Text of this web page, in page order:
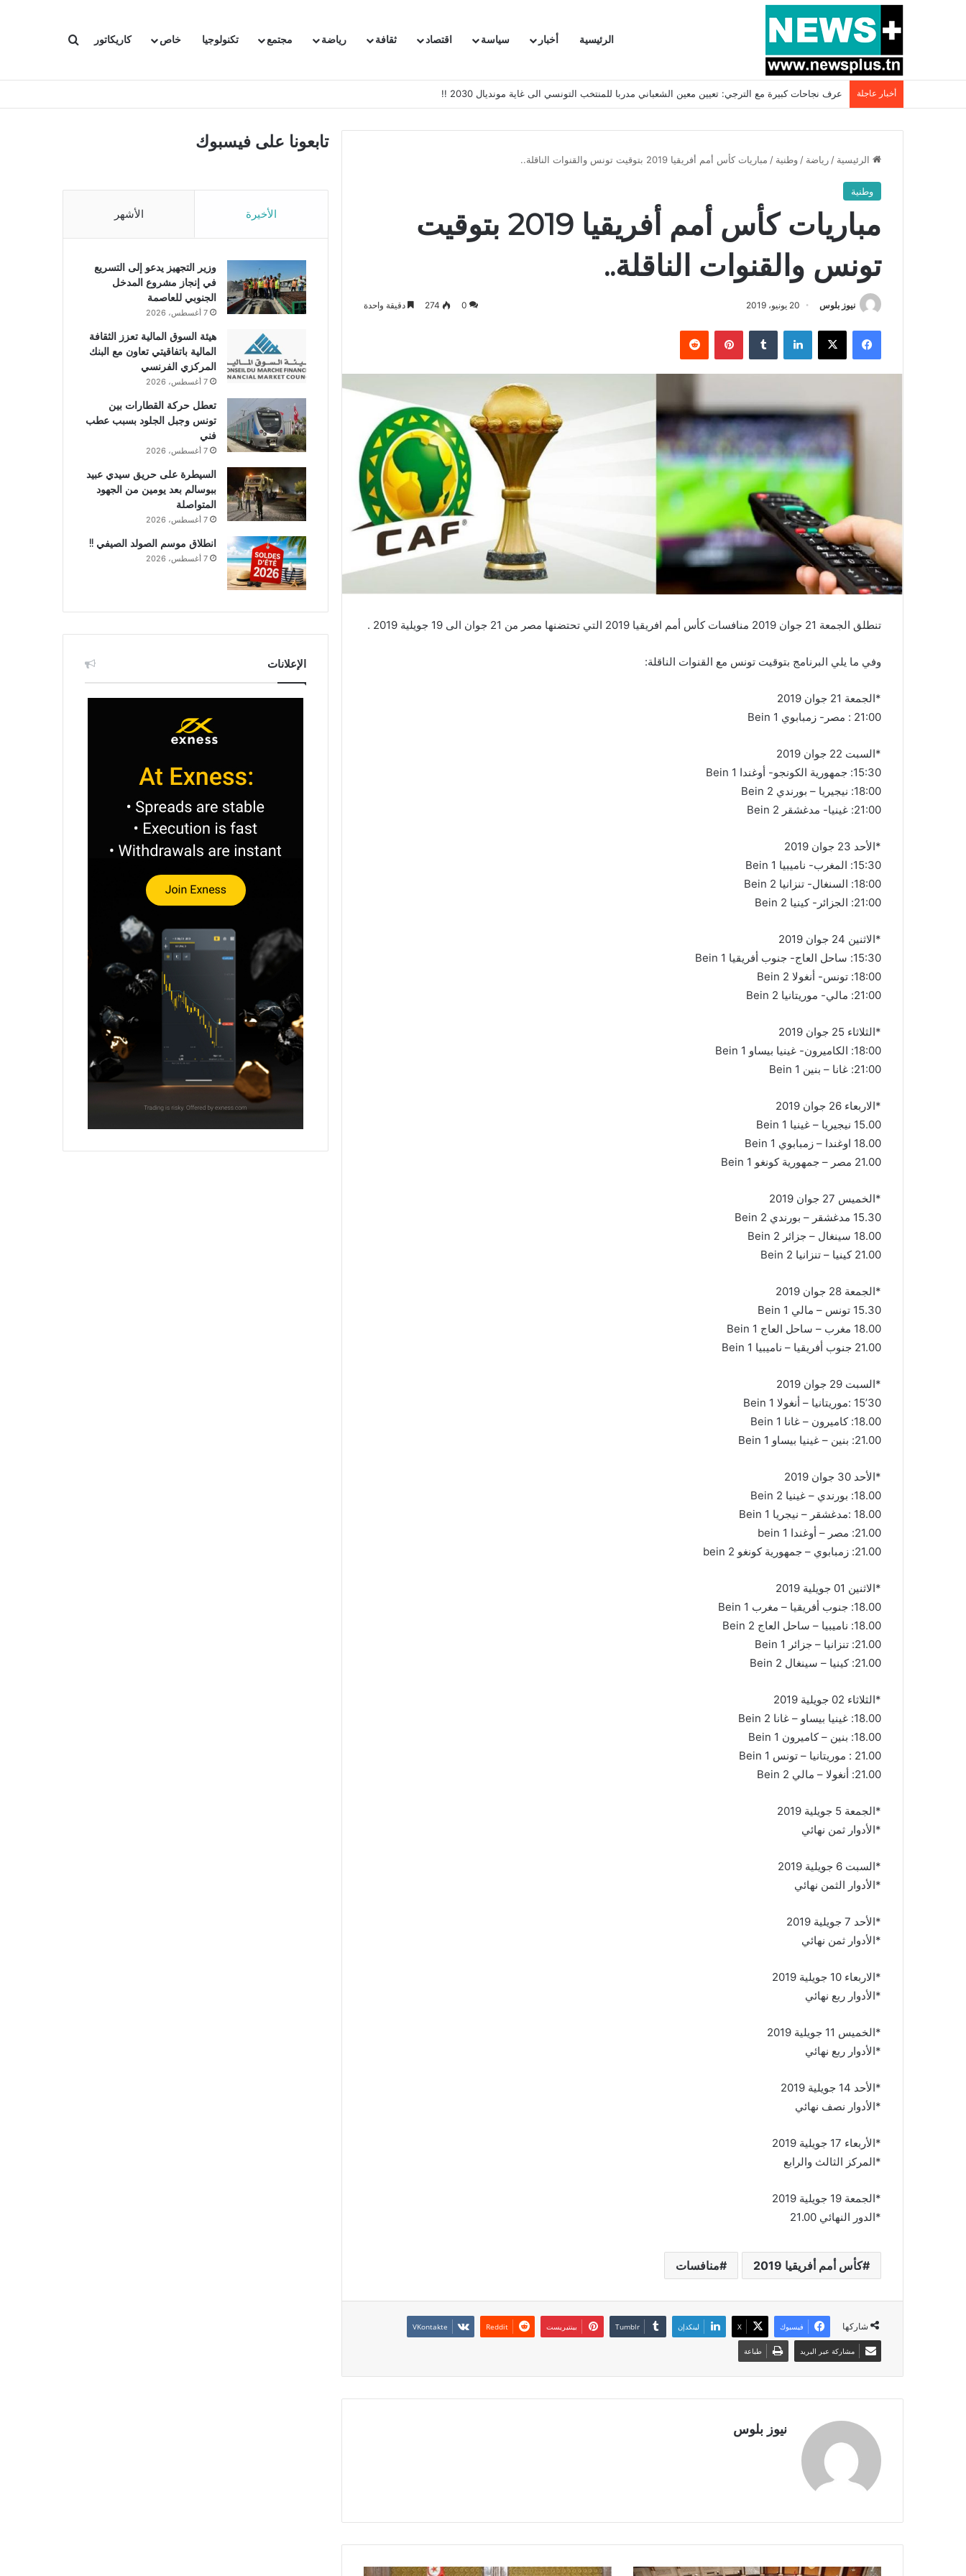
الرئيسية أخبار سياسة اقتصاد ثقافة رياضة مجتمع تكنولوجيا خاص كاريكاتور بحث عن
أخبار عاجلة بسبب المرزوقي وبتكليف من سعيّد: الخارجية تستدعي السفيرة الفرنسية بتونس وتبلغها احتجاجا شديد اللهجة !!
الرئيسية / رياضة / وطنية / مباريات كأس أمم أفريقيا 2019 بتوقيت تونس والقنوات الناقلة..
وطنية
مباريات كأس أمم أفريقيا 2019 بتوقيت
تونس والقنوات الناقلة..
نيوز بلوس 20 يونيو، 2019 0
274 دقيقة واحدة
فيسبوك X لينكدإن بينتيريست
تنطلق الجمعة 21 جوان 2019 منافسات كأس أمم افريقيا 2019 التي تحتضنها مصر من 21 جوان الى 19 جويلية 2019 .
وفي ما يلي البرنامج بتوقيت تونس مع القنوات الناقلة:
*الجمعة 21 جوان 2019
21:00 : مصر- زمبابوي Bein 1
*السبت 22 جوان 2019
15:30: جمهورية الكونجو- أوغندا Bein 1
18:00: نيجيريا – بورندي Bein 2
21:00: غينيا- مدغشقر Bein 2
*الأحد 23 جوان 2019
15:30: المغرب- ناميبيا Bein 1
18:00: السنغال- تنزانيا Bein 2
21:00: الجزائر- كينيا Bein 2
*الاثنين 24 جوان 2019
15:30: ساحل العاج- جنوب أفريقيا Bein 1
18:00: تونس- أنغولا Bein 2
21:00: مالي- موريتانيا Bein 2
*الثلاثاء 25 جوان 2019
18:00: الكاميرون- غينيا بيساو Bein 1
21:00: غانا – بنين Bein 1
*الاربعاء 26 جوان 2019
15.00 نيجيريا – غينيا Bein 1
18.00 اوغندا – زمبابوي Bein 1
21.00 مصر – جمهورية كونغو Bein 1
*الخميس 27 جوان 2019
15.30 مدغشقر – بورندي Bein 2
18.00 سينغال – جزائر Bein 2
21.00 كينيا – تنزانيا Bein 2
*الجمعة 28 جوان 2019
15.30 تونس – مالي Bein 1
18.00 مغرب – ساحل العاج Bein 1
21.00 جنوب أفريقيا – ناميبيا Bein 1
*السبت 29 جوان 2019
30’15 :موريتانيا – أنغولا Bein 1
18.00: كاميرون – غانا Bein 1
21.00: بنين – غينيا بيساو Bein 1
*الأحد 30 جوان 2019
18.00: بورندي – غينيا Bein 2
18.00 :مدغشقر – نيجريا Bein 1
21.00: مصر – أوغندا bein 1
21.00: زمبابوي – جمهورية كونغو bein 2
*الاثنين 01 جويلية 2019
18.00: جنوب أفريقيا – مغرب Bein 1
18.00: ناميبيا – ساحل العاج Bein 2
21.00: تنزانيا – جزائر Bein 1
21.00: كينيا – سينغال Bein 2
*الثلاثاء 02 جويلية 2019
18.00: غينيا بيساو – غانا Bein 2
18.00: بنين – كاميرون Bein 1
21.00 : موريتانيا – تونس Bein 1
21.00: أنغولا – مالي Bein 2
*الجمعة 5 جويلية 2019
*الأدوار ثمن نهائي
*السبت 6 جويلية 2019
*الأدوار الثمن نهائي
*الأحد 7 جويلية 2019
*الأدوار ثمن نهائي
*الاربعاء 10 جويلية 2019
*الأدوار ربع نهائي
*الخميس 11 جويلية 2019
*الأدوار ربع نهائي
*الأحد 14 جويلية 2019
*الأدوار نصف نهائي
*الأربعاء 17 جويلية 2019
*المركز الثالث والرابع
*الجمعة 19 جويلية 2019
*الدور النهائي 21.00
كأس أمم أفريقيا 2019 منافسات
شاركها فيسبوك X لينكدإن بينتيريست
مشاركة عبر البريد طباعة
نيوز بلوس
تابعونا على فيسبوك
الأخيرة الأشهر
وزير التجهيز يدعو إلى التسريع
في إنجاز مشروع المدخل
الجنوبي للعاصمة
7 أغسطس، 2026
هيئة السوق المالية تعزز الثقافة
المالية باتفاقيتي تعاون مع البنك
المركزي الفرنسي
7 أغسطس، 2026
تعطل حركة القطارات بين
تونس وجبل الجلود بسبب عطب
فني
7 أغسطس، 2026
السيطرة على حريق سيدي عبيد
ببوسالم بعد يومين من الجهود
المتواصلة
7 أغسطس، 2026
انطلاق موسم الصولد الصيفي !!
7 أغسطس، 2026
الإعلانات